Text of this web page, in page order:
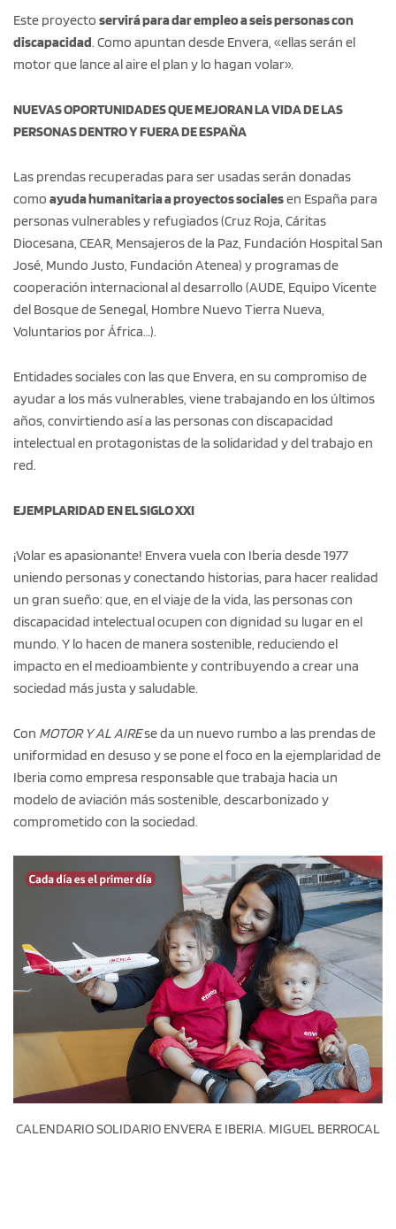
Este proyecto servirá para dar empleo a seis personas con
discapacidad. Como apuntan desde Envera, «ellas serán el
motor que lance al aire el plan y lo hagan volar».
NUEVAS OPORTUNIDADES QUE MEJORAN LA VIDA DE LAS
PERSONAS DENTRO Y FUERA DE ESPAÑA
Las prendas recuperadas para ser usadas serán donadas
como ayuda humanitaria a proyectos socialesen España para
personas vulnerables y refugiados (Cruz Roja, Cáritas
Diocesana, CEAR, Mensajeros de la Paz, Fundación Hospital San
José, Mundo Justo, Fundación Atenea) y programas de
cooperación internacional al desarrollo (AUDE, Equipo Vicente
del Bosque de Senegal, Hombre Nuevo Tierra Nueva,
Voluntarios por África…).
Entidades sociales con las que Envera, en su compromiso de
ayudar a los más vulnerables, viene trabajando en los últimos
años, convirtiendo así a las personas con discapacidad
intelectual en protagonistas de la solidaridad y del trabajo en
red.
EJEMPLARIDAD EN EL SIGLO XXI
¡Volar es apasionante! Envera vuela con Iberia desde 1977
uniendo personas y conectando historias, para hacer realidad
un gran sueño: que, en el viaje de la vida, las personas con
discapacidad intelectual ocupen con dignidad su lugar en el
mundo. Y lo hacen de manera sostenible, reduciendo el
impacto en el medioambiente y contribuyendo a crear una
sociedad más justa y saludable.
Con MOTOR Y AL AIREse da un nuevo rumbo a las prendas de
uniformidad en desuso y se pone el foco en la ejemplaridad de
Iberia como empresa responsable que trabaja hacia un
modelo de aviación más sostenible, descarbonizado y
comprometido con la sociedad.
CALENDARIO SOLIDARIO ENVERA E IBERIA. MIGUEL BERROCAL